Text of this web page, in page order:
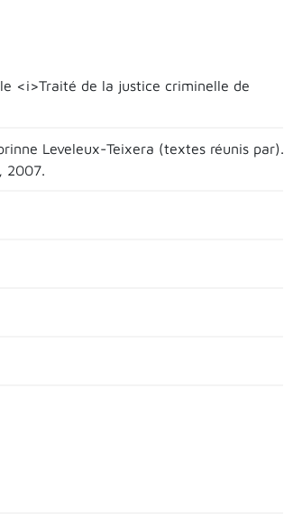
<i>Traité de la justice criminelle de
Leveleux-Teixera (textes réunis par).
2007.